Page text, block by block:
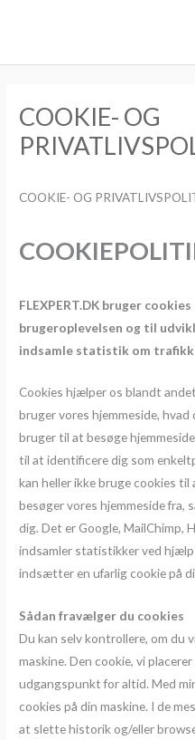
COOKIE- OG
COOKIE- OG
FLEXPERT.DK bruger
brugeroplevelsen og til
indsamle statistik om
Cookies hjælper os blandt
bruger vores hjemmeside, hvad
bruger til at besøge
til at identificere dig som
kan heller ikke bruge cookies
besøger vores hjemmeside fra,
dig. Det er Google, MailChimp,
indsamler statistikker ved hjælp
indsætter en ufarlig cookie på
Sådan fravælger du cookies
Du kan selv kontrollere, om du
maskine. Den cookie, vi
udgangspunkt for altid. Med
cookies på din maskine. I de
at slette historik og/eller